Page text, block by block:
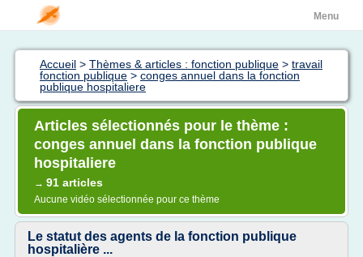
Menu
Accueil > Thèmes & articles : fonction publique > travail
fonction publique > conges annuel dans la fonction
publique hospitaliere
Articles sélectionnés pour le thème :
conges annuel dans la fonction publique
hospitaliere
→ 91 articles
Aucune vidéo sélectionnée pour ce thème
Le statut des agents de la fonction publique
hospitalière ...